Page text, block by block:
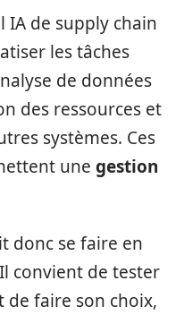
IA de supply chain
les tâches
de données
des ressources et
systèmes. Ces
une gestion
donc se faire en
convient de tester
de faire son choix,